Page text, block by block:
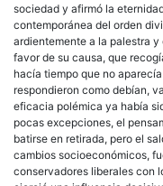
sociedad y afirmó la
contemporánea del orden
ardientemente a la palestra
favor de su causa, que
hacía tiempo que no
respondieron como debían,
eficacia polémica ya había
pocas excepciones, el
batirse en retirada, pero el
cambios socioeconómicos,
conservadores liberales con